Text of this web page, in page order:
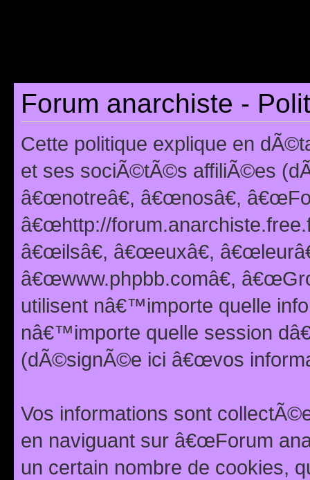
Forum anarchiste -
Cette politique explique en
et ses sociÃ©tÃ©s affiliÃ©es
â€œnotreâ€, â€œnosâ€,
â€œhttp://
â€œilsâ€, â€œeuxâ€,
â€œwww.phpbb.comâ€,
utilisent nâ€™importe quelle
nâ€™importe quelle session
(dÃ©signÃ©e ici â€œvos
Vos informations sont
en naviguant sur â€œForum
un certain nombre de cookies,